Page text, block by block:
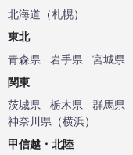
北海道 （札幌）
東北
青森県
岩手県 宮城県
関東
茨城県
栃木県 群馬県
神奈川県 （横浜）
甲信越・北陸